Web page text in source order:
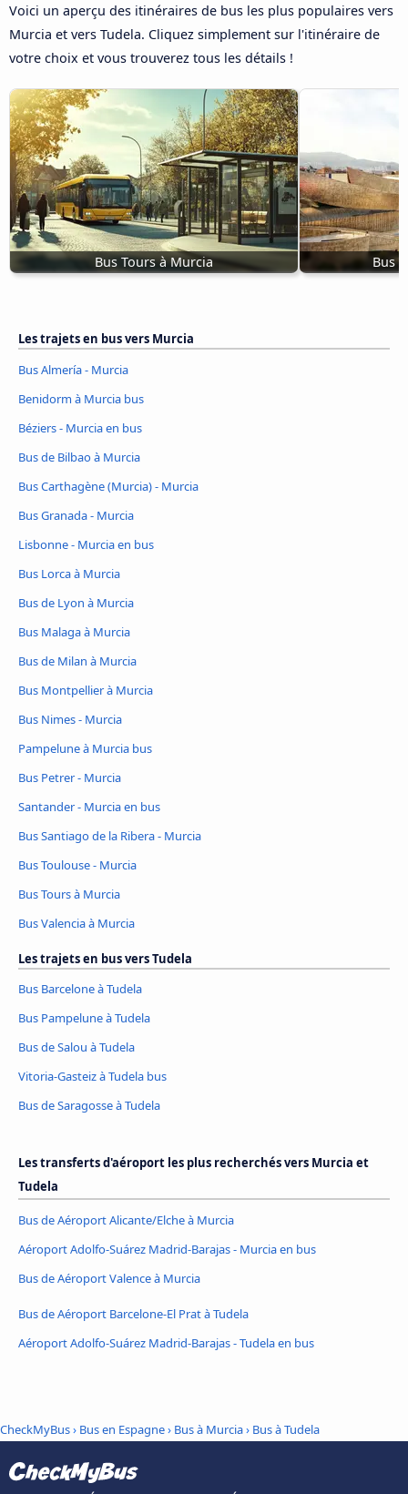
Voici un aperçu des itinéraires de bus les plus populaires vers
Murcia et vers Tudela. Cliquez simplement sur l'itinéraire de
votre choix et vous trouverez tous les détails !
Bus Tours à Murcia Bus
Les trajets en bus vers Murcia
Bus Almería - Murcia
Benidorm à Murcia bus
Béziers - Murcia en bus
Bus de Bilbao à Murcia
Bus Carthagène (Murcia) - Murcia
Bus Granada - Murcia
Lisbonne - Murcia en bus
Bus Lorca à Murcia
Bus de Lyon à Murcia
Bus Malaga à Murcia
Bus de Milan à Murcia
Bus Montpellier à Murcia
Bus Nimes - Murcia
Pampelune à Murcia bus
Bus Petrer - Murcia
Santander - Murcia en bus
Bus Santiago de la Ribera - Murcia
Bus Toulouse - Murcia
Bus Tours à Murcia
Bus Valencia à Murcia
Les trajets en bus vers Tudela
Bus Barcelone à Tudela
Bus Pampelune à Tudela
Bus de Salou à Tudela
Vitoria-Gasteiz à Tudela bus
Bus de Saragosse à Tudela
Les transferts d'aéroport les plus recherchés vers Murcia et
Tudela
Bus de Aéroport Alicante/Elche à Murcia
Aéroport Adolfo-Suárez Madrid-Barajas - Murcia en bus
Bus de Aéroport Valence à Murcia
Bus de Aéroport Barcelone-El Prat à Tudela
Aéroport Adolfo-Suárez Madrid-Barajas - Tudela en bus
CheckMyBus› Bus en Espagne› Bus à Murcia› Bus à Tudela